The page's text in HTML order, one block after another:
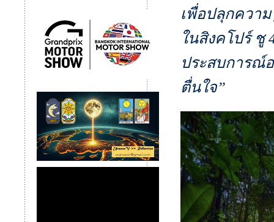
เพื่อปลุกควา
ในสิงคโปร์ ชู
ประสบการณ์
ตื่นใจ”